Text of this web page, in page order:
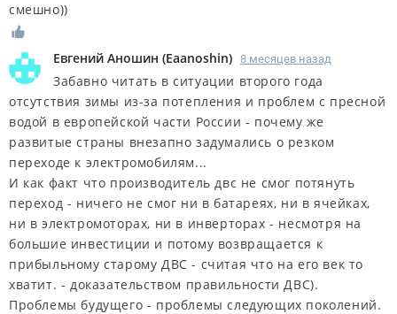
смешно))
Евгений Аношин (Eaanoshin) 8 месяцев назад
Забавно читать в ситуации второго года
отсутствия зимы из-за потепления и проблем с пресной
водой в европейской части России - почему же
развитые страны внезапно задумались о резком
переходе к электромобилям...
И как факт что производитель двс не смог потянуть
переход - ничего не смог ни в батареях, ни в ячейках,
ни в электромоторах, ни в инверторах - несмотря на
большие инвестиции и потому возвращается к
прибыльному старому ДВС - считая что на его век то
хватит. - доказательством правильности ДВС).
Проблемы будущего - проблемы следующих поколений.